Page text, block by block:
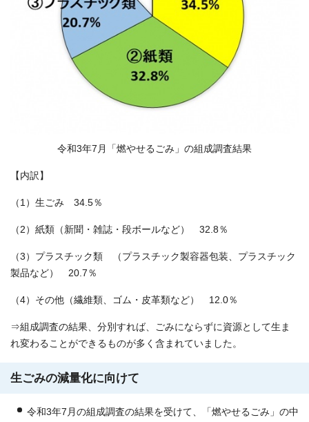
令和3年7月「燃やせるごみ」の組成調査結果
【内訳】
（1）生ごみ 34.5％
（2）紙類（新聞・雑誌・段ボールなど） 32.8％
（3）プラスチック類 （プラスチック製容器包装、プラスチック
製品など） 20.7％
（4）その他（繊維類、ゴム・皮革類など） 12.0％
⇒組成調査の結果、分別すれば、ごみにならずに資源として生ま
れ変わることができるものが多く含まれていました。
生ごみの減量化に向けて
令和3年7月の組成調査の結果を受けて、「燃やせるごみ」の中